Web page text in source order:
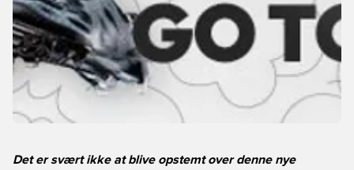
Det er svært ikke at blive opstemt over denne nye